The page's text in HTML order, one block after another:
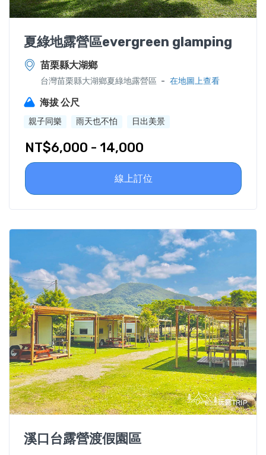
夏綠地露營區evergreen glamping
苗栗縣大湖鄉
台灣苗栗縣大湖鄉夏綠地露營區 - 在地圖上查看
海拔 公尺
親子同樂 雨天也不怕 日出美景
NT$6,000 - 14,000
線上訂位
溪口台露營渡假園區